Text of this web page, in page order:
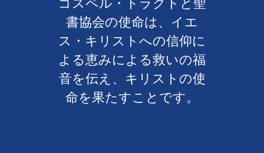
書協会の使命は、イエ
ス・キリストへの信仰に
よる恵みによる救いの福
音を伝え、キリストの使
命を果たすことです。